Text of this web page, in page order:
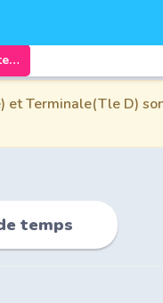
Chapitre 5: Les indicateurs de temps
et Terminale(Tle D)
temps